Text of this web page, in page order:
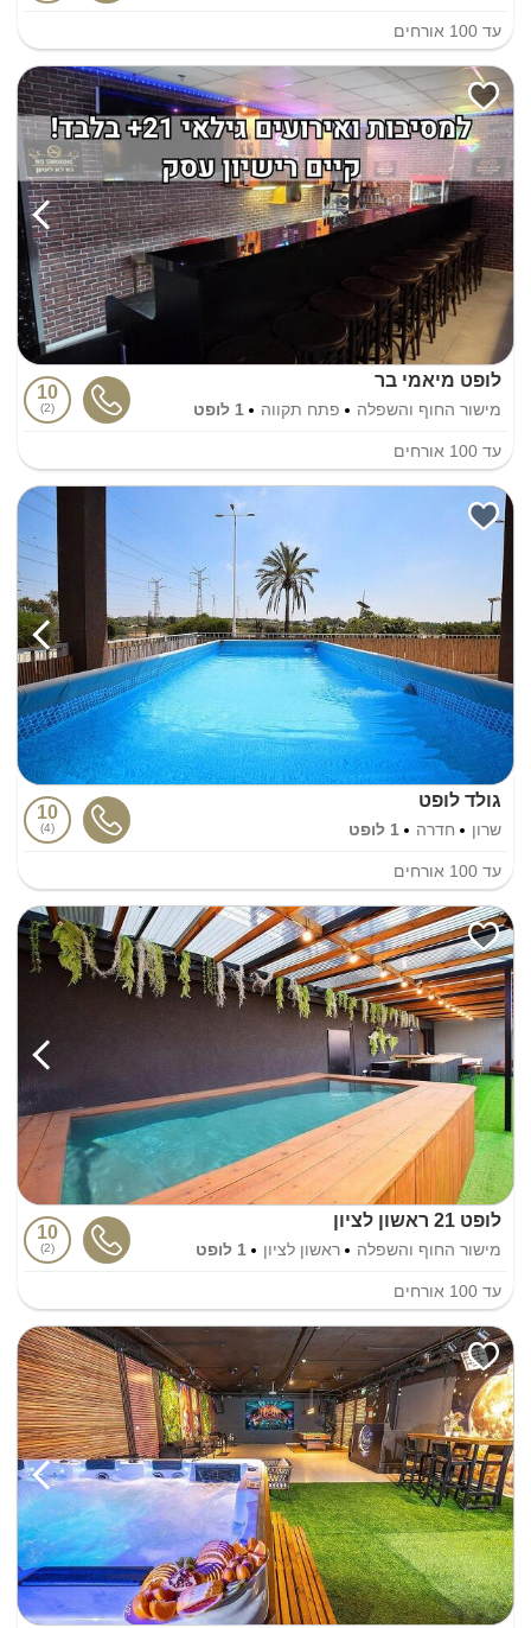
עד 100 אורחים
לופט מיאמי בר
מישור החוף והשפלה פתח תקווה 1 לופט
10
2
עד 100 אורחים
גולד לופט
שרון חדרה 1 לופט
10
4
עד 100 אורחים
לופט 21 ראשון לציון
מישור החוף והשפלה ראשון לציון 1 לופט
10
2
עד 100 אורחים